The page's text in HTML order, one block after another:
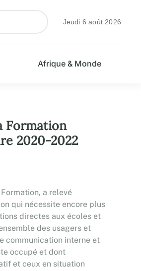
Jeudi 6 août 2026
Afrique & Monde
Formation
2020-2022
a relevé
qui nécessite encore plus
directes aux écoles et
des usagers et
communication interne et
occupé et dont
et ceux en situation